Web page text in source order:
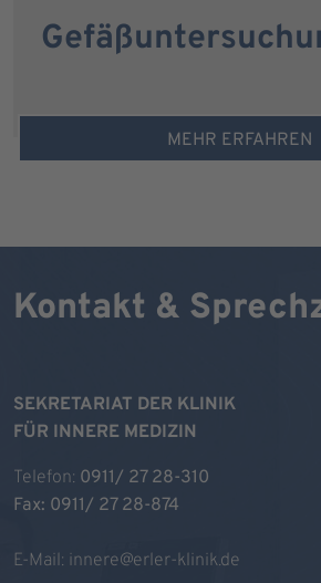
MEHR ERFAHREN
Kontakt &
SEKRETARIAT DER KLINIK
FÜR INNERE MEDIZIN
Telefon: 0911/ 27 28-310
Fax: 0911/ 27 28-874
E-Mail: innere@erler-klinik.de